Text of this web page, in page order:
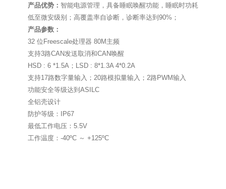
产品优势： 智能电源管理，具备睡眠唤醒功能，睡眠时功耗
低至微安级别；高覆盖率自诊断，诊断率达到90%；
产品参数：
32 位Freescale处理器 80M主频
支持3路CAN发送取消和CAN唤醒
HSD : 6 *1.5A；LSD : 8*1.3A 4*0.2A
支持17路数字量输入；20路模拟量输入；2路PWM输入
功能安全等级达到ASILC
全铝壳设计
防护等级：IP67
最低工作电压：5.5V
工作温度：-40ºC ～ +125ºC